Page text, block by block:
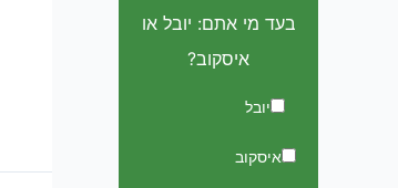
בעד מי אתם: יובל או
איסקוב?
יובל
איסקוב